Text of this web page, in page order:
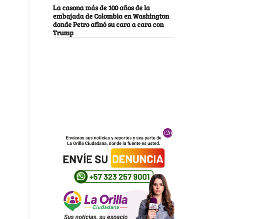
La casona más de 100 años de la
embajada de Colombia en Washington
donde Petro afinó su cara a cara con
Trump